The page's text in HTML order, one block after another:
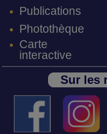
Publications
Photothèque
Carte
interactive
Sur les